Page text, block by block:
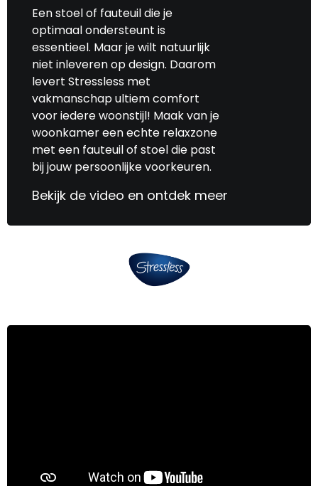
Een stoel of fauteuil die je
optimaal ondersteunt is
essentieel. Maar je wilt natuurlijk
niet inleveren op design. Daarom
levert Stressless met
vakmanschap ultiem comfort
voor iedere woonstijl! Maak van je
woonkamer een echte relaxzone
met een fauteuil of stoel die past
bij jouw persoonlijke voorkeuren.
Bekijk de video en ontdek meer